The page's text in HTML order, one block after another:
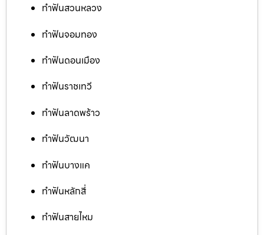
ทำฟันสวนหลวง
ทำฟันจอมทอง
ทำฟันดอนเมือง
ทำฟันราชเทวี
ทำฟันลาดพร้าว
ทำฟันวัฒนา
ทำฟันบางแค
ทำฟันหลักสี่
ทำฟันสายไหม